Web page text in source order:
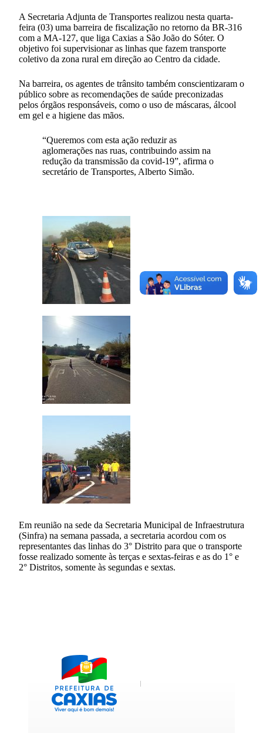
A Secretaria Adjunta de Transportes realizou nesta quarta-
feira (03) uma barreira de fiscalização no retorno da BR-316
com a MA-127, que liga Caxias a São João do Sóter. O
objetivo foi supervisionar as linhas que fazem transporte
coletivo da zona rural em direção ao Centro da cidade.
Na barreira, os agentes de trânsito também conscientizaram o
público sobre as recomendações de saúde preconizadas
pelos órgãos responsáveis, como o uso de máscaras, álcool
em gel e a higiene das mãos.
“Queremos com esta ação reduzir as
aglomerações nas ruas, contribuindo assim na
redução da transmissão da covid-19”, afirma o
secretário de Transportes, Alberto Simão.
Em reunião na sede da Secretaria Municipal de Infraestrutura
(Sinfra) na semana passada, a secretaria acordou com os
representantes das linhas do 3° Distrito para que o transporte
fosse realizado somente às terças e sextas-feiras e as do 1° e
2° Distritos, somente às segundas e sextas.